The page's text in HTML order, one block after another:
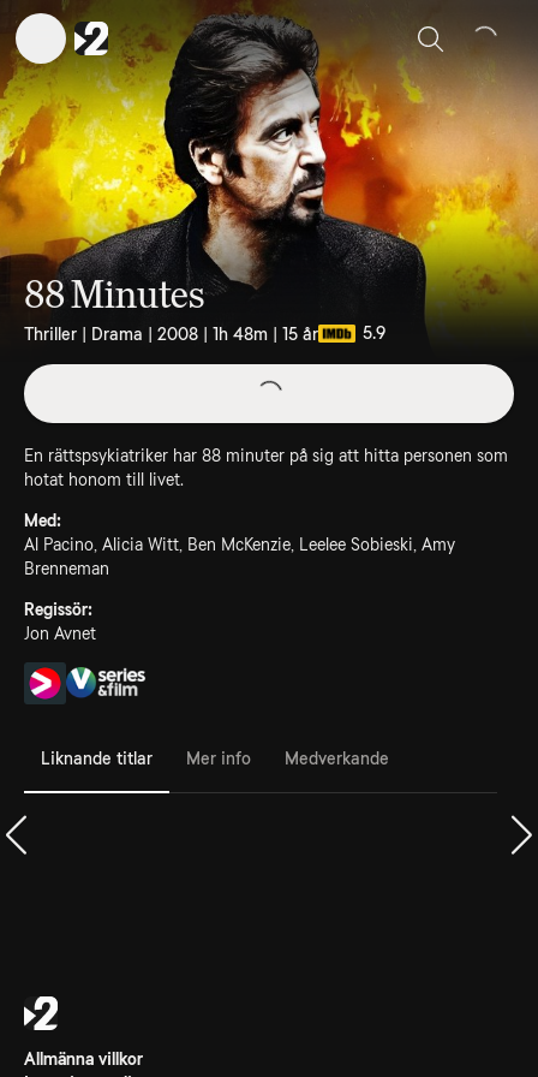
Sök
88 Minutes
Thriller | Drama | 2008 | 1h 48m | 15 år 5.9
En rättspsykiatriker har 88 minuter på sig att hitta personen som
hotat honom till livet.
Med:
Al Pacino, Alicia Witt, Ben McKenzie, Leelee Sobieski, Amy
Brenneman
Regissör:
Jon Avnet
Liknande titlar Mer info Medverkande
Allmänna villkor